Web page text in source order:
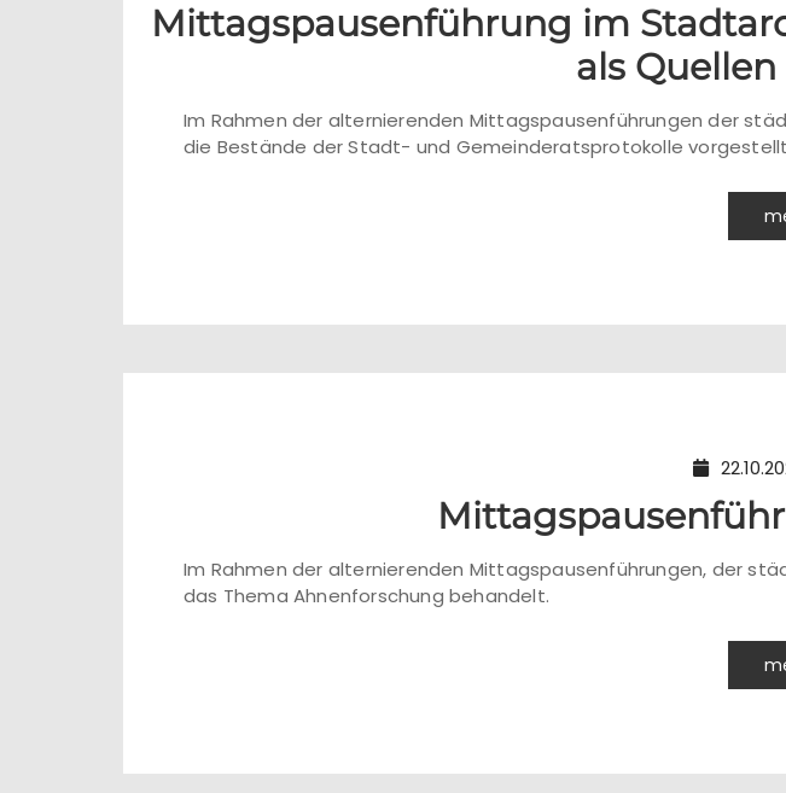
Mittagspausenführung im
als
Im Rahmen der alternierenden Mittagspausenführungen der
die Bestände der Stadt- und Gemeinderatsprotokolle
Im Rahmen der alternierenden Mittagspausenführungen, der
das Thema Ahnenforschung behandelt.